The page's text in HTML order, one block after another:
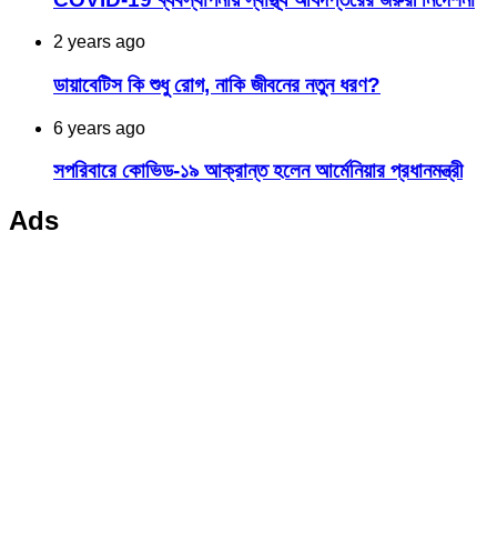
2 years ago
ডায়াবেটিস কি শুধু রোগ, নাকি জীবনের নতুন ধরণ?
6 years ago
সপরিবারে কোভিড-১৯ আক্রান্ত হলেন আর্মেনিয়ার প্রধানমন্ত্রী
Ads